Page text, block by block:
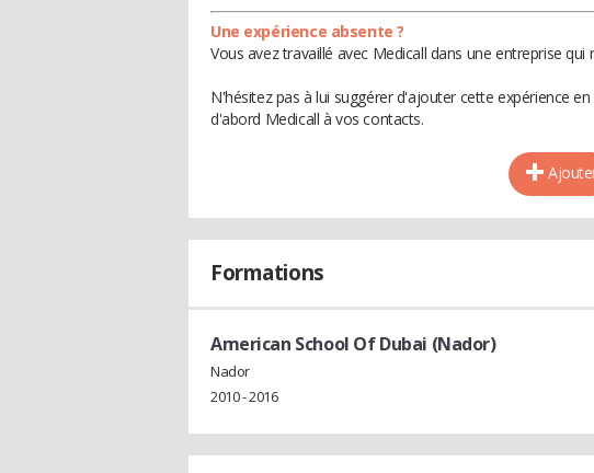
Une expérience absente ?
Vous avez travaillé avec Medicall dans une entreprise
N'hésitez pas à lui suggérer d'ajouter cette expérience
d'abord Medicall à vos contacts.
Formations
American School Of Dubai (Nador)
Nador
2010 - 2016